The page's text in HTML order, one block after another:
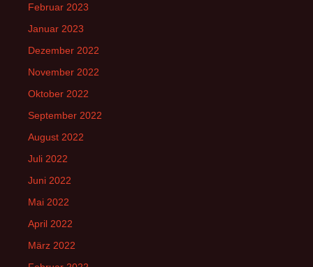
Februar 2023
Januar 2023
Dezember 2022
November 2022
Oktober 2022
September 2022
August 2022
Juli 2022
Juni 2022
Mai 2022
April 2022
März 2022